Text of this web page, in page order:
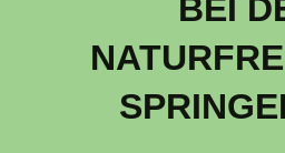
BEI